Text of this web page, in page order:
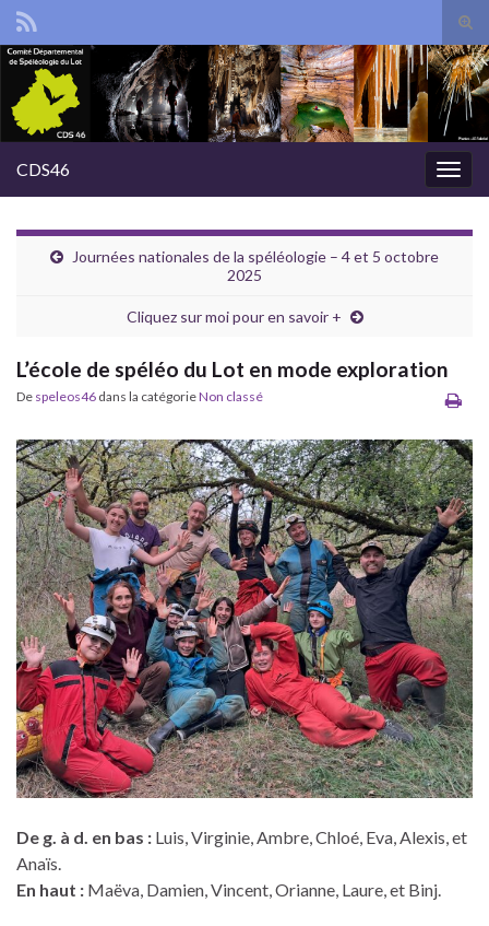
Search for:
CDS46
Journées nationales de la spéléologie – 4 et 5 octobre
2025
Cliquez sur moi pour en savoir +
L’école de spéléo du Lot en mode exploration
De speleos46 dans la catégorieNon classé
De g. à d. en bas : Luis, Virginie, Ambre, Chloé, Eva, Alexis, et
Anaïs.
En haut : Maëva, Damien, Vincent, Orianne, Laure, et Binj.